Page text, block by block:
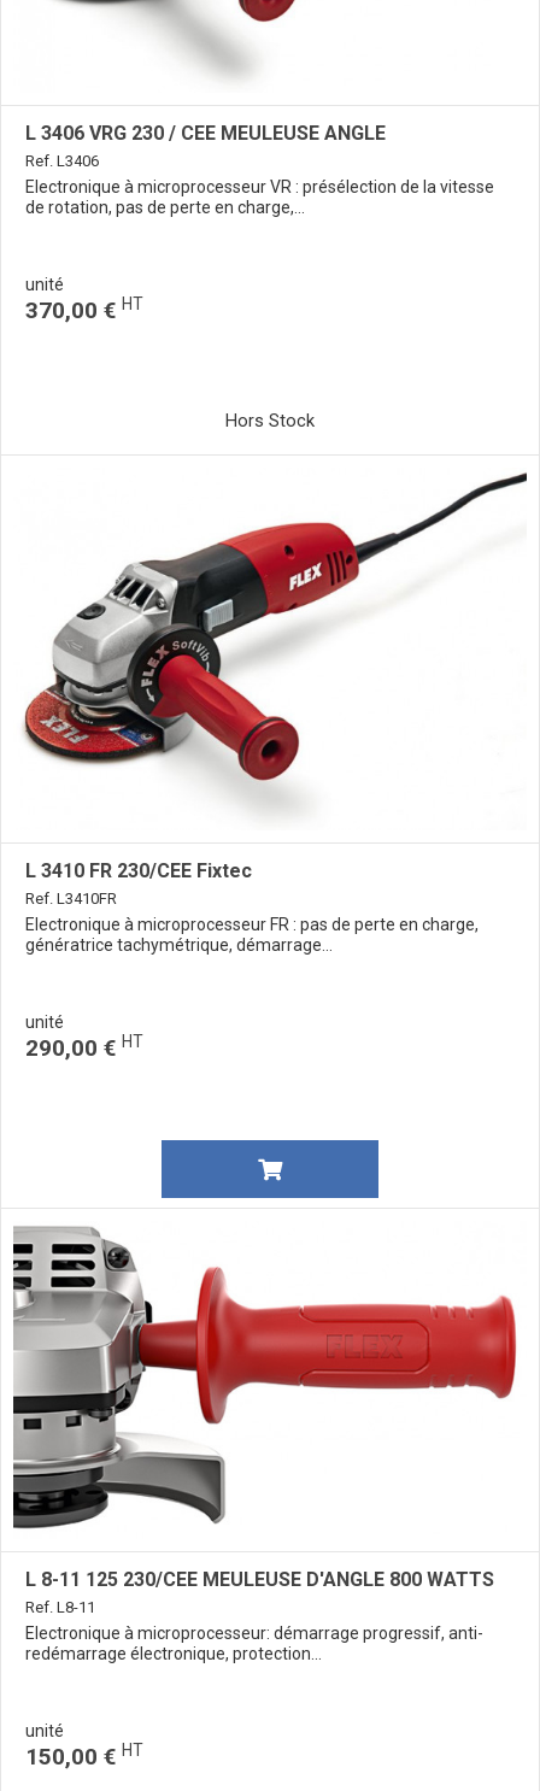
L 3406 VRG 230 / CEE MEULEUSE ANGLE
Ref. L3406
Electronique à microprocesseur VR : présélection de la vitesse
de rotation, pas de perte en charge,...
unité
370,00 € HT
Hors Stock
L 3410 FR 230/CEE Fixtec
Ref. L3410FR
Electronique à microprocesseur FR : pas de perte en charge,
génératrice tachymétrique, démarrage...
unité
290,00 € HT
L 8-11 125 230/CEE MEULEUSE D'ANGLE 800 WATTS
Ref. L8-11
Electronique à microprocesseur: démarrage progressif, anti-
redémarrage électronique, protection...
unité
150,00 € HT